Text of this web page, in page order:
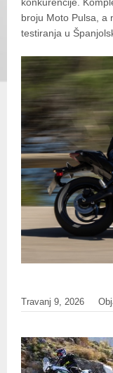
broju Moto Pulsa, a
testiranja u
Travanj 9, 2026